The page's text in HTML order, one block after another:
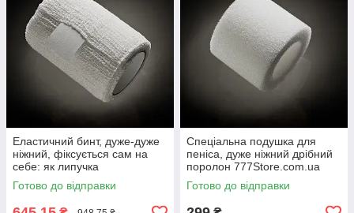
Еластичний бинт, дуже-дуже
ніжний, фіксується сам на
себе: як липучка
777Store.com.ua
Готово до відправки
Спеціальна подушка для
пеніса, дуже ніжний дрібний
поролон 777Store.com.ua
Готово до відправки